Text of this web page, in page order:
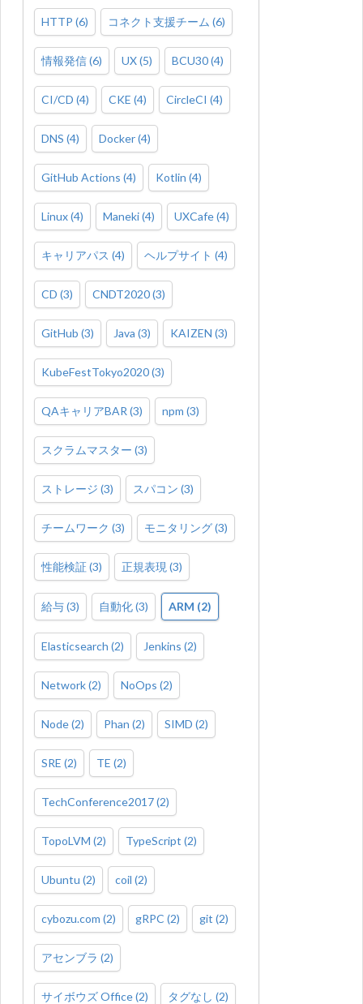
HTTP (6) コネクト支援チーム (6)
情報発信(6) UX(5) BCU30(4)
CI/CD (4) CKE (4) CircleCI (4)
DNS (4) Docker(4)
GitHub Actions (4) Kotlin (4)
Linux(4) Maneki(4) UXCafe(4)
キャリアパス (4) ヘルプサイト (4)
CD (3) CNDT2020(3)
GitHub (3) Java (3) KAIZEN (3)
KubeFestTokyo2020(3)
QAキャリアBAR (3) npm (3)
スクラムマスター (3)
ストレージ (3) スパコン (3)
チームワーク (3) モニタリング(3)
性能検証(3) 正規表現 (3)
給与(3) 自動化(3) ARM (2)
Elasticsearch (2) Jenkins (2)
Network(2) NoOps (2)
Node(2) Phan (2) SIMD (2)
SRE (2) TE (2)
TechConference2017(2)
TopoLVM (2) TypeScript (2)
Ubuntu (2) coil (2)
cybozu.com (2) gRPC (2) git (2)
アセンブラ (2)
サイボウズ Office(2) タグなし (2)